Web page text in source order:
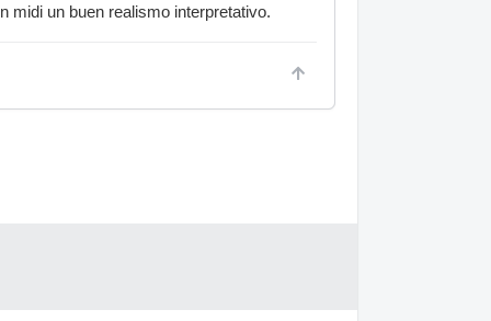
midi un buen realismo interpretativo.